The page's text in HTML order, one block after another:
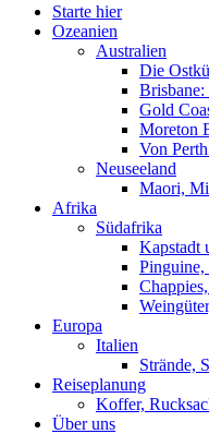
Starte hier
Ozeanien
Australien
Die
Gold
Moreton
Von
Neuseeland
Maori,
Afrika
Südafrika
Kapstadt
Pinguine,
Europa
Italien
Strände,
Reiseplanung
Koffer,
Über uns